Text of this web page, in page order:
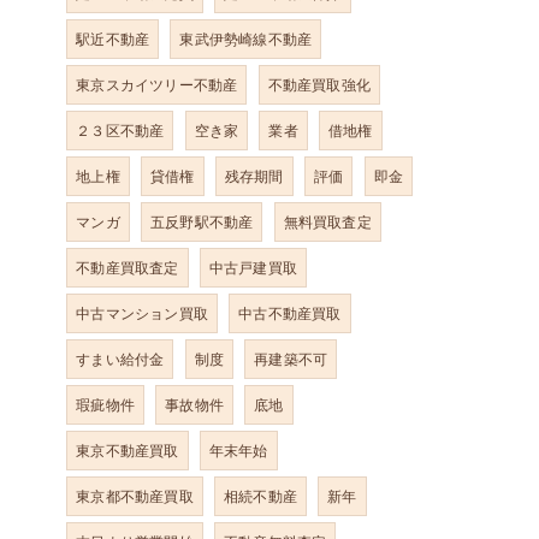
駅近不動産 東武伊勢崎線不動産
東京スカイツリー不動産 不動産買取強化
２３区不動産 空き家 業者 借地権
地上権 貸借権 残存期間 評価 即金
マンガ 五反野駅不動産 無料買取査定
不動産買取査定 中古戸建買取
中古マンション買取 中古不動産買取
すまい給付金 制度 再建築不可
瑕疵物件 事故物件 底地
東京不動産買取 年末年始
東京都不動産買取 相続不動産 新年